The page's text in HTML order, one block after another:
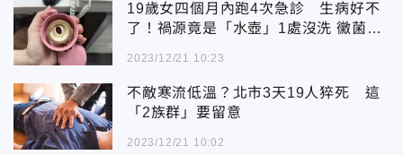
19歲女四個月內跑4次急診 生病好不
了！禍源竟是「水壺」1處沒洗 黴菌全
2023/12/21 10:23
不敵寒流低溫？北市3天19人猝死 這
「2族群」要留意
2023/12/21 10:02